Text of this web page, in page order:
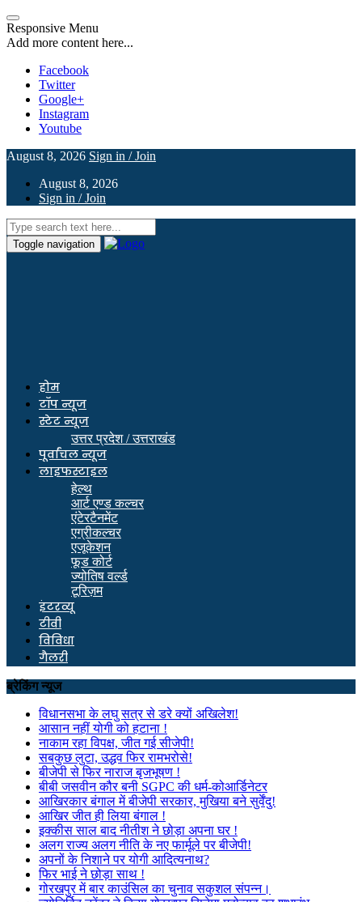
Responsive Menu
Add more content here...
Facebook
Twitter
Google+
Instagram
Youtube
August 8, 2026 Sign in / Join
August 8, 2026
Sign in / Join
Toggle navigation
होम
टॉप न्यूज
स्टेट न्यूज
उत्तर प्रदेश / उत्तराखंड
पूर्वांचल न्यूज
लाइफस्टाइल
हेल्थ
आर्ट एण्ड कल्चर
एंटेरटैनमेंट
एग्रीकल्चर
एजूकेशन
फूड कोर्ट
ज्योतिष वर्ल्ड
टूरिज़म
इंटरव्यू
टीवी
विविधा
गैलरी
ब्रेकिंग न्यूज
विधानसभा के लघु सत्र से डरे क्यों अखिलेश!
आसान नहीं योगी को हटाना !
नाकाम रहा विपक्ष, जीत गई सीजेपी!
सबकुछ लुटा, उद्धव फिर रामभरोसे!
बीजेपी से फिर नाराज बृजभूषण !
बीबी जसवीन कौर बनी SGPC की धर्म-कोआर्डिनेटर
आखिरकार बंगाल में बीजेपी सरकार, मुखिया बने सुर्वेंदु!
आखिर जीत ही लिया बंगाल !
इक्कीस साल बाद नीतीश ने छोड़ा अपना घर !
अलग राज्य अलग नीति के नए फार्मूले पर बीजेपी!
अपनों के निशाने पर योगी आदित्यनाथ?
फिर भाई ने छोड़ा साथ !
गोरखपुर में बार काउंसिल का चुनाव सकुशल संपन्न।